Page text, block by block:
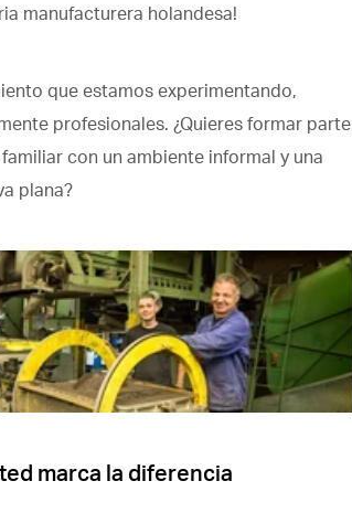
manufacturera holandesa!
que estamos experimentando,
profesionales. ¿Quieres formar parte
con un ambiente informal y una
plana?
marca la diferencia